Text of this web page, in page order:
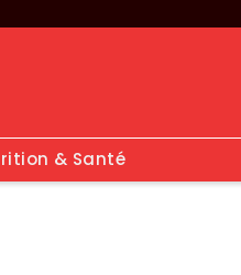
& Santé